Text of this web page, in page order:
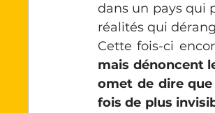
dans un pays qui
réalités qui
Cette fois-ci
mais dénoncent
omet de dire
fois de plus